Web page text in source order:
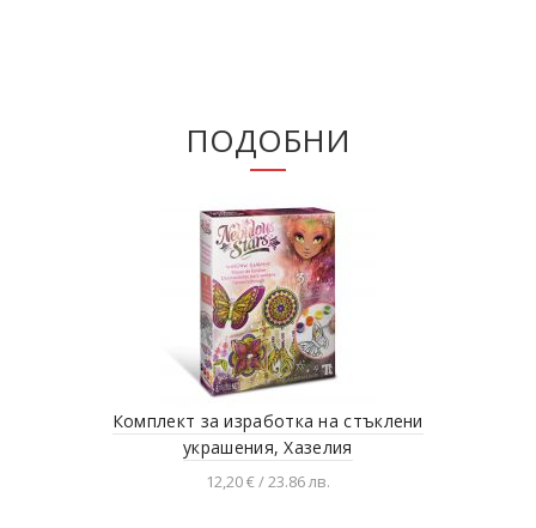
ПОДОБНИ
Комплект за изработка на стъклени
украшения, Хазелия
12,20 € / 23.86 лв.